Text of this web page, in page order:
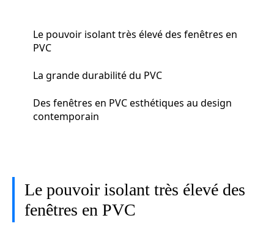
Le pouvoir isolant très élevé des fenêtres en
PVC
La grande durabilité du PVC
Des fenêtres en PVC esthétiques au design
contemporain
Le pouvoir isolant très élevé des
fenêtres en PVC